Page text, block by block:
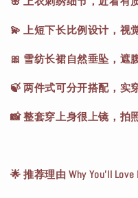
💫 上短下长比例设计，视
🎀 雪纺长裙自然垂坠，遮
🍃 两件式可分开搭配，实
📸 整套穿上身很上镜，拍
🌟 推荐理由 Why You’ll Love